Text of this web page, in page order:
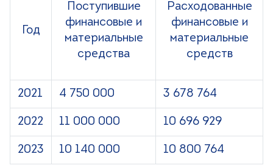
Год
Поступившие
финансовые и
материальные
средства
Расходованные
финансовые и
материальные
средств
2021 4 750 000 3 678 764
2022 11 000 000 10 696 929
2023 10 140 000 10 800 764